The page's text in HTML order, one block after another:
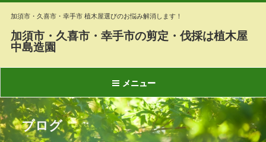
加須市・久喜市・幸手市 植木屋選びのお悩み解消します！
加須市・久喜市・幸手市の剪定・伐採は植木屋
中島造園
メニュー
ブログ